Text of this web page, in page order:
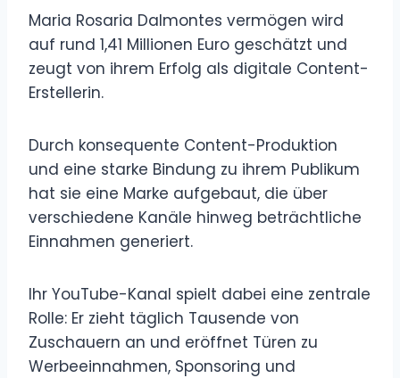
Maria Rosaria Dalmontes vermögen wird
auf rund 1,41 Millionen Euro geschätzt und
zeugt von ihrem Erfolg als digitale Content-
Erstellerin.
Durch konsequente Content-Produktion
und eine starke Bindung zu ihrem Publikum
hat sie eine Marke aufgebaut, die über
verschiedene Kanäle hinweg beträchtliche
Einnahmen generiert.
Ihr YouTube-Kanal spielt dabei eine zentrale
Rolle: Er zieht täglich Tausende von
Zuschauern an und eröffnet Türen zu
Werbeeinnahmen, Sponsoring und